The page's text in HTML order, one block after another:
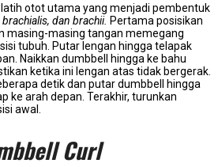
otot utama yang menjadi pembentuk
dan brachii. Pertama posisikan
masing-masing tangan memegang
tubuh. Putar lengan hingga telapak
Naikkan dumbbell hingga ke bahu
ketika ini lengan atas tidak bergerak.
detik dan putar dumbbell hingga
ke arah depan. Terakhir, turunkan
awal.
Curl